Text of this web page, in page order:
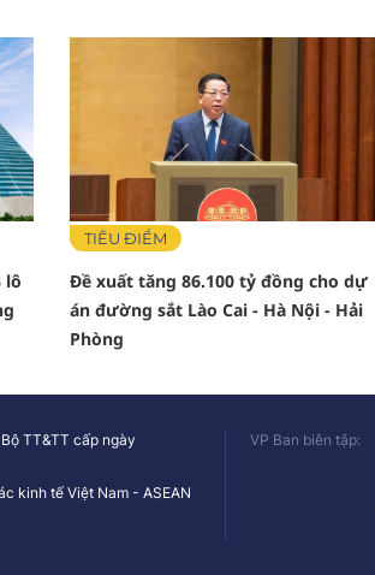
lô
TIÊU ĐIỂM
Đề xuất tăng 86.100 tỷ đồng cho dự
án đường sắt Lào Cai - Hà Nội - Hải
Phòng
TT&TT cấp ngày
kinh tế Việt Nam - ASEAN
VP Ban biên tập: